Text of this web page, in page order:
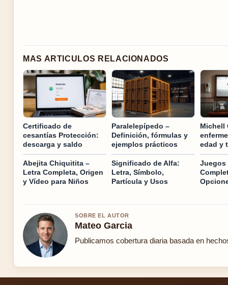
MAS ARTICULOS RELACIONADOS
Certificado de
cesantías Protección:
descarga y saldo
Paralelepípedo –
Definición, fórmulas y
ejemplos prácticos
Michell
edad y
Abejita Chiquitita –
Letra Completa, Origen
y Vídeo para Niños
Significado de Alfa:
Letra, Símbolo,
Partícula y Usos
Juegos
SOBRE EL AUTOR
Mateo Garcia
Publicamos cobertura diaria basada en